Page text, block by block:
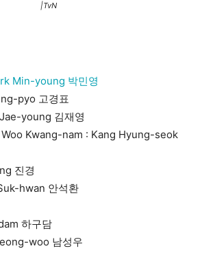
|TvN
Min-young 박민영
pyo 고경표
young 김재영
Kwang-nam : Kang Hyung-seok
진경
hwan 안석환
하구담
woo 남성우